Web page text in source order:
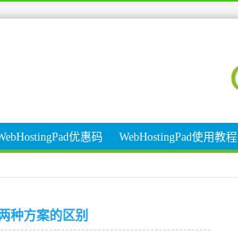
优惠码 WebHostingPad使用教程
种方案的区别